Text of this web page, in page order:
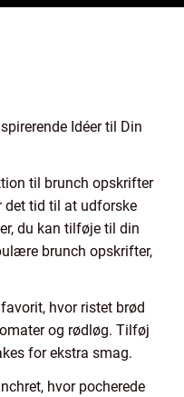
Idéer til Din
til brunch opskrifter
det tid til at udforske
du kan tilføje til din
brunch opskrifter,
hvor ristet brød
og rødløg. Tilføj
for ekstra smag.
hvor pocherede